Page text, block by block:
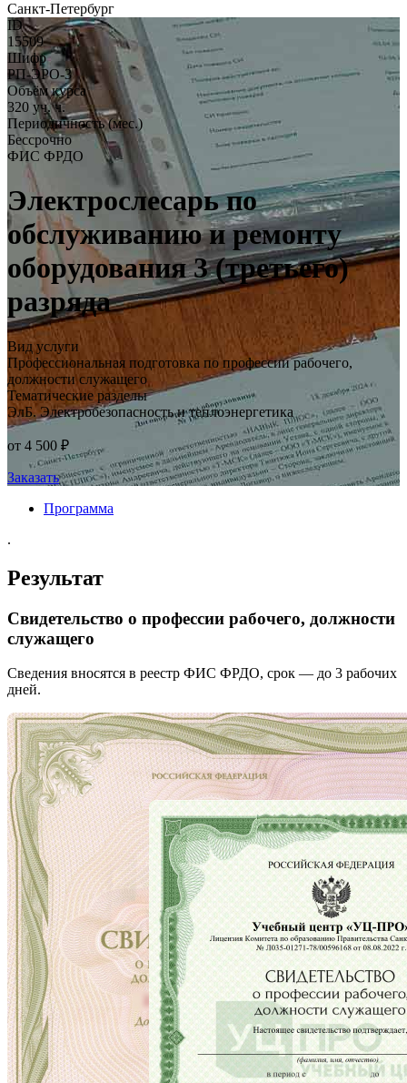
Санкт-Петербург
ID
15509
Шифр
РП-ЭРО-3
Объём курса
320 уч. ч.
Периодичность (мес.)
Бессрочно
ФИС ФРДО
Электрослесарь по
обслуживанию и ремонту
оборудования 3 (третьего)
разряда
Вид услуги
Профессиональная подготовка по профессии рабочего,
должности служащего
Тематические разделы
ЭлБ. Электробезопасность и теплоэнергетика
от 4 500 ₽
Заказать
Программа
.
Результат
Свидетельство о профессии рабочего, должности
служащего
Сведения вносятся в реестр ФИС ФРДО, срок — до 3 рабочих
дней.